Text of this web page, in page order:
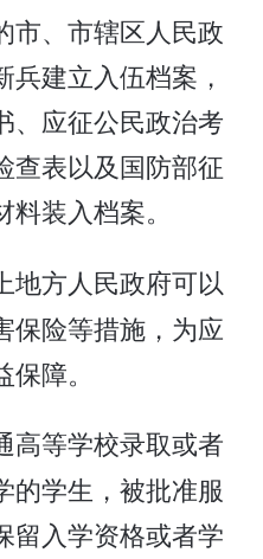
市、市辖区人民政
建立入伍档案，
、应征公民政治考
查表以及国防部征
装入档案。
地方人民政府可以
保险等措施，为应
障。
高等学校录取或者
的学生，被批准服
留入学资格或者学